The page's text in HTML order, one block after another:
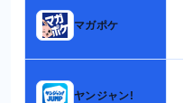
マガポケ
ヤンジャン!